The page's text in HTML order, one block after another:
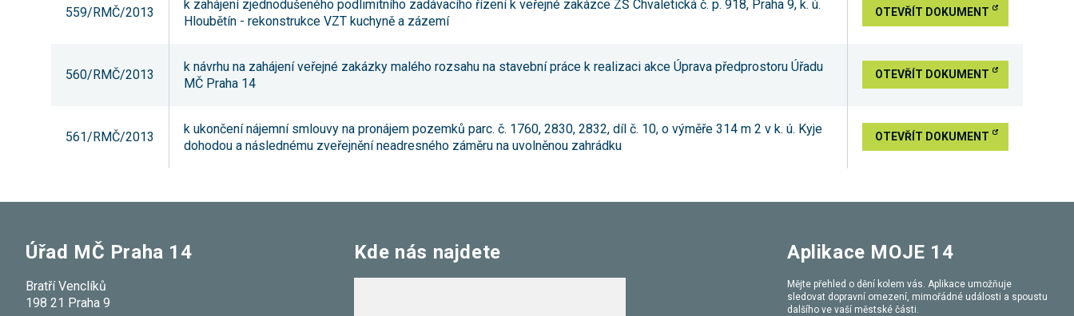
559/RMČ/2013
k zahájení zjednodušeného podlimitního zadávacího řízení k veřejné zakázce ZŠ Chvaletická č. p. 918, Praha 9, k. ú.
Hloubětín - rekonstrukce VZT kuchyně a zázemí
OTEVŘÍT DOKUMENT
560/RMČ/2013
k návrhu na zahájení veřejné zakázky malého rozsahu na stavební práce k realizaci akce Úprava předprostoru Úřadu
MČ Praha 14
OTEVŘÍT DOKUMENT
561/RMČ/2013
k ukončení nájemní smlouvy na pronájem pozemků parc. č. 1760, 2830, 2832, díl č. 10, o výměře 314 m 2 v k. ú. Kyje
dohodou a následnému zveřejnění neadresného záměru na uvolněnou zahrádku
OTEVŘÍT DOKUMENT
Úřad MČ Praha 14
Bratří Venclíků
198 21 Praha 9
Kde nás najdete Aplikace MOJE 14
Mějte přehled o dění kolem vás. Aplikace umožňuje
sledovat dopravní omezení, mimořádné události a spoustu
dalšího ve vaší městské části.